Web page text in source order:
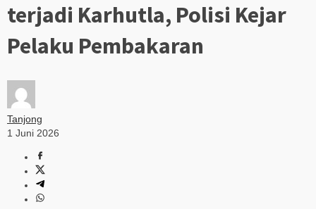
terjadi Karhutla, Polisi Kejar
Pelaku Pembakaran
Tanjong
1 Juni 2026